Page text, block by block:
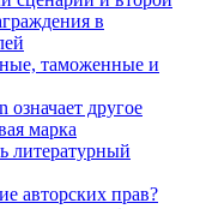
в
таможенные и
означает другое
марка
литературный
авторских прав?